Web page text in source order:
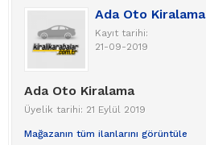
Ada Oto Kiralama
Kayıt tarihi:
21-09-2019
Ada Oto Kiralama
Üyelik tarihi: 21 Eylül 2019
Mağazanın tüm ilanlarını görüntüle